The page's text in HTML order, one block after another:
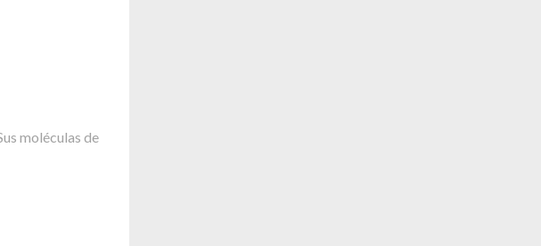
moléculas de